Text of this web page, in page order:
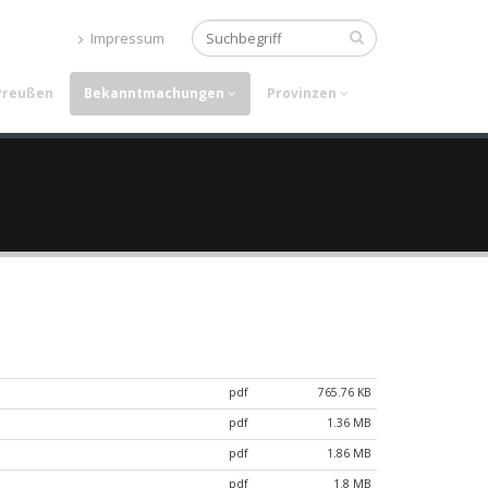
Impressum
Bekanntmachungen Provinzen
pdf 765.76 KB
pdf 1.36 MB
pdf 1.86 MB
pdf 1.8 MB